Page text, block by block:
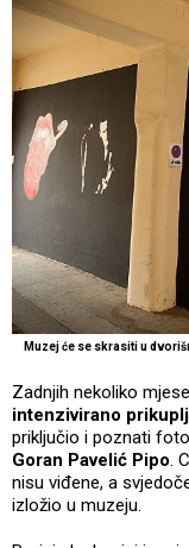
Muzej će se skrasiti u
Zadnjih nekoliko
intenzivirano
priključio i poznati
Goran Pavelić Pipo.
nisu viđene, a
izložio u muzeju.